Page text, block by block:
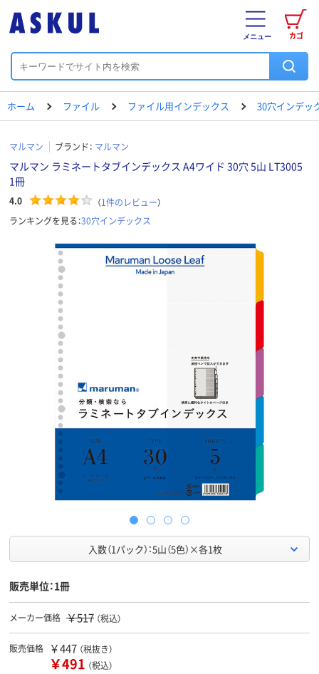
カゴ
メニュー
ホーム ファイル ファイル用インデックス 30穴インデッ
マルマン ブランド： マルマン
マルマン ラミネートタブインデックス A4ワイド 30穴 5山 LT3005
1冊
4.0 （1件のレビュー）
ランキングを見る：30穴インデックス
入数（1パック）：5山（5色）×各1枚
販売単位：1冊
メーカー価格 ￥517 （税込）
販売価格 ￥447 （税抜き）
￥491 （税込）